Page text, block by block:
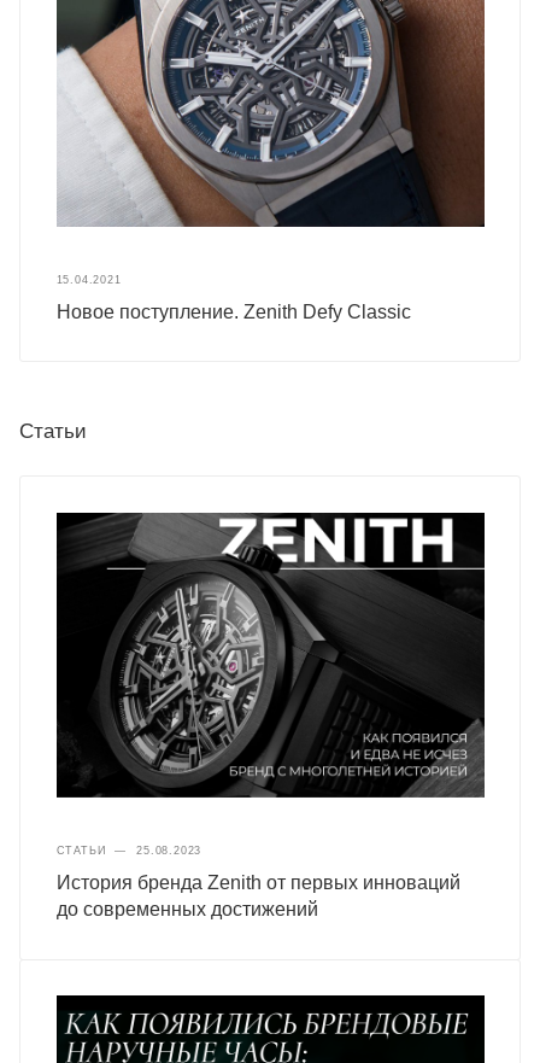
15.04.2021
Новое поступление. Zenith Defy Classic
Статьи
СТАТЬИ — 25.08.2023
История бренда Zenith от первых инноваций
до современных достижений